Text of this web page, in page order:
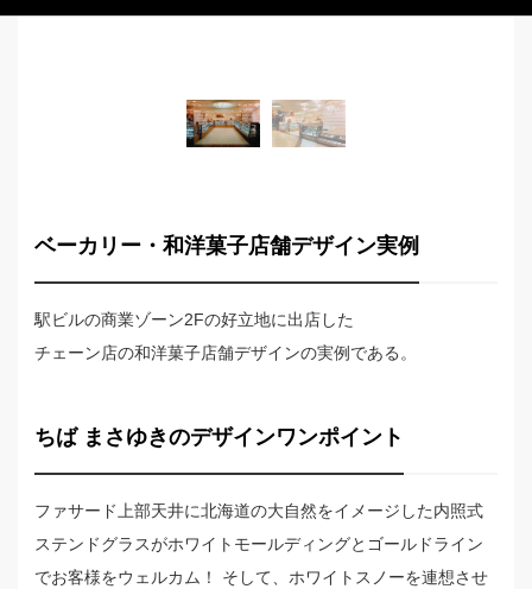
ベーカリー・和洋菓子店舗デザイン実例
駅ビルの商業ゾーン2Fの好立地に出店した
チェーン店の和洋菓子店舗デザインの実例である。
ちば まさゆきのデザインワンポイント
ファサード上部天井に北海道の大自然をイメージした内照式
ステンドグラスがホワイトモールディングとゴールドライン
でお客様をウェルカム！ そして、ホワイトスノーを連想させ